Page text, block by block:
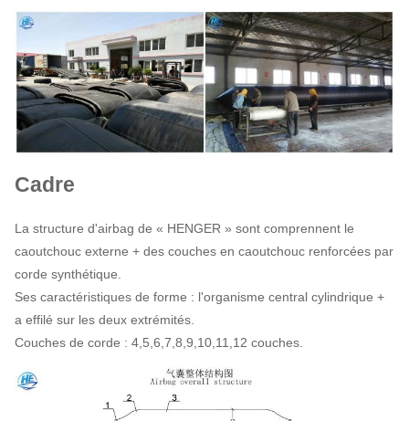
Cadre
La structure d'airbag de « HENGER » sont comprennent le
caoutchouc externe + des couches en caoutchouc renforcées par
corde synthétique.
Ses caractéristiques de forme : l'organisme central cylindrique +
a effilé sur les deux extrémités.
Couches de corde : 4,5,6,7,8,9,10,11,12 couches.